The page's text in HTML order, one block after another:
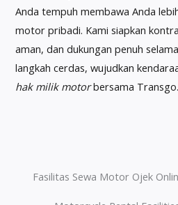
Anda tempuh membawa Anda
motor pribadi. Kami siapkan
aman, dan dukungan penuh
langkah cerdas, wujudkan
hak milik motorbersama Transgo.
Fasilitas Sewa Motor Ojek